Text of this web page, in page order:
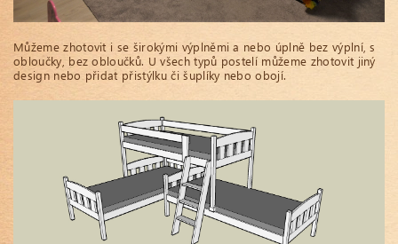
Můžeme zhotovit i se širokými výplněmi a nebo úplně bez výplní, s
obloučky, bez obloučků. U všech typů postelí můžeme zhotovit jiný
design nebo přidat přistýlku či šuplíky nebo obojí.